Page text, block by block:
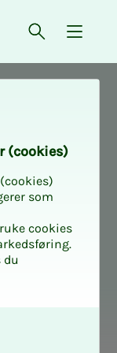
Åpne søk
{
våre kurs som
eller andre av
som
(cookies)
som
cookies
du